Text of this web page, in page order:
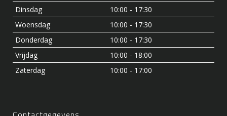
Dinsdag
10:00 - 17:30
Woensdag
10:00 - 17:30
Donderdag
10:00 - 17:30
Vrijdag
10:00 - 18:00
Zaterdag
10:00 - 17:00